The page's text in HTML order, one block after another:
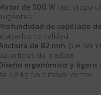
de 500 W que
de cepillado
de calidad.
de 82 mm que
de madera.
ergonómico y ligero
2,8 kg para mayor control.